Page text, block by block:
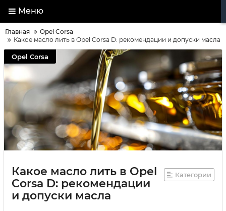
Меню
Главная
Opel Corsa
Какое масло лить в Opel Corsa D: рекомендации и допуски масла
Opel Corsa
Какое масло лить в Opel
Corsa D: рекомендации
и допуски масла
Категории